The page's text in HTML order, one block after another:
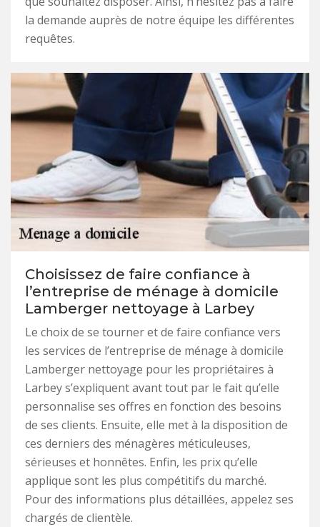
la demande auprès de notre équipe les différentes
requêtes.
Choisissez de faire confiance à
l’entreprise de ménage à domicile
Lamberger nettoyage à Larbey
Le choix de se tourner et de faire confiance vers
les services de l’entreprise de ménage à domicile
Lamberger nettoyage pour les propriétaires à
Larbey s’expliquent avant tout par le fait qu’elle
personnalise ses offres en fonction des besoins
de ses clients. Ensuite, elle met à la disposition de
ces derniers des ménagères méticuleuses,
sérieuses et honnêtes. Enfin, les prix qu’elle
applique sont les plus compétitifs du marché.
Pour des informations plus détaillées, appelez ses
chargés de clientèle.